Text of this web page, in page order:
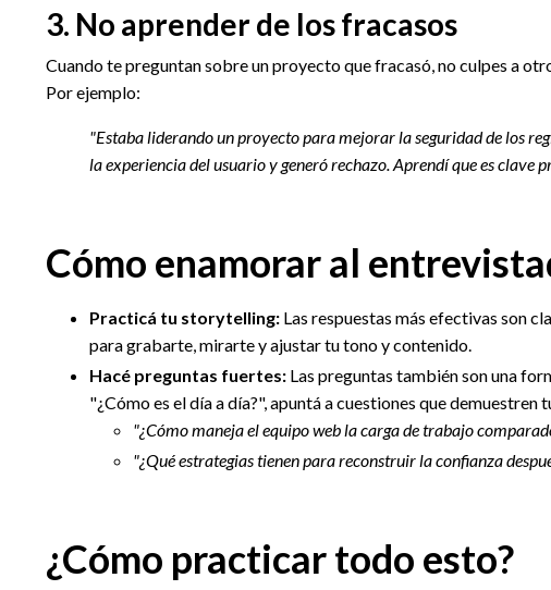
3. No aprender de los fracasos
Cuando te preguntan sobre un proyecto que fracasó, no culpes a
Por ejemplo:
"Estaba liderando un proyecto para mejorar la seguridad de los
la experiencia del usuario y generó rechazo. Aprendí que es clave
Cómo enamorar al
Practicá tu storytelling: Las respuestas más efectivas son
para grabarte, mirarte y ajustar tu tono y contenido.
Hacé preguntas fuertes: Las preguntas también son una
"¿Cómo es el día a día?", apuntá a cuestiones que
"¿Cómo maneja el equipo web la carga de trabajo
"¿Qué estrategias tienen para reconstruir la confianza
¿Cómo practicar todo esto?